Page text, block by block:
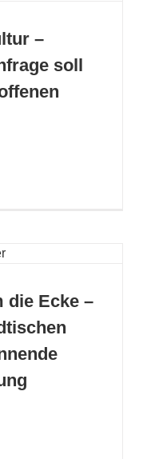
–
soll
die Ecke –